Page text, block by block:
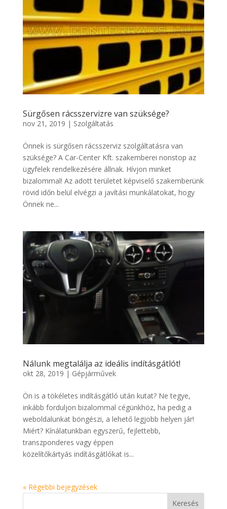
Sürgősen rácsszervizre van szüksége?
nov 21, 2019 | Szolgáltatás
Önnek is sürgősen rácsszerviz szolgáltatásra van
szüksége? A Car-Center Kft. szakemberei nonstop az
ügyfelek rendelkezésére állnak. Hívjon minket
bizalommal! Az adott területet képviselő szakemberünk
rövid időn belül elvégzi a javítási munkálatokat, hogy
Önnek ne...
Nálunk megtalálja az ideális indításgátlót!
okt 28, 2019 | Gépjárművek
Ön is a tökéletes indításgátló után kutat? Ne tegye,
inkább forduljon bizalommal cégünkhöz, ha pedig a
weboldalunkat böngészi, a lehető legjobb helyen jár!
Miért? Kínálatunkban egyszerű, fejlettebb,
transzponderes vagy éppen
közelítőkártyás indításgátlókat is...
« Régebbi bejegyzések